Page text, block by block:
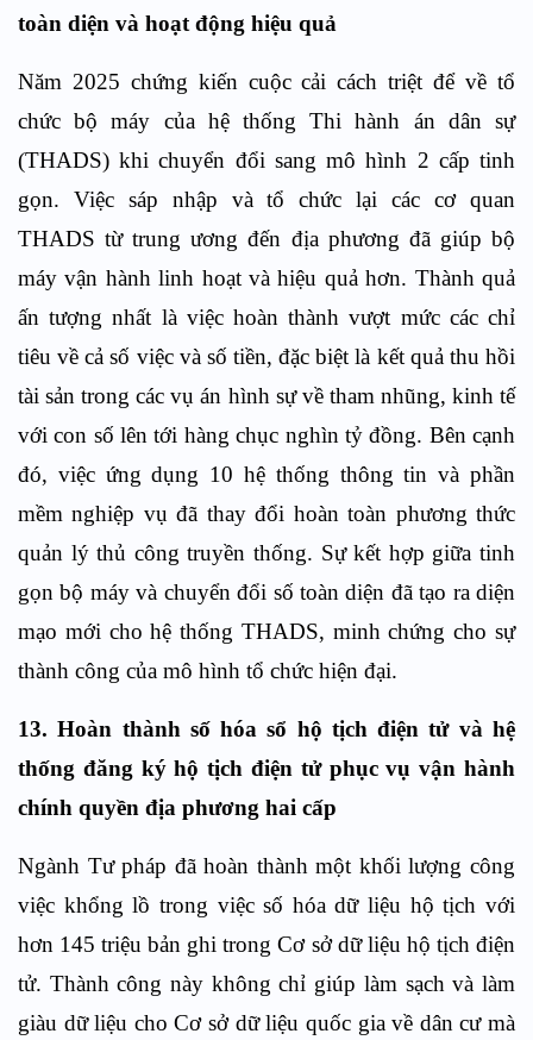
toàn diện và hoạt động hiệu quả
Năm 2025 chứng kiến cuộc cải cách triệt để về tổ
chức bộ máy của hệ thống Thi hành án dân sự
(THADS) khi chuyển đổi sang mô hình 2 cấp tinh
gọn. Việc sáp nhập và tổ chức lại các cơ quan
THADS từ trung ương đến địa phương đã giúp bộ
máy vận hành linh hoạt và hiệu quả hơn. Thành quả
ấn tượng nhất là việc hoàn thành vượt mức các chỉ
tiêu về cả số việc và số tiền, đặc biệt là kết quả thu hồi
tài sản trong các vụ án hình sự về tham nhũng, kinh tế
với con số lên tới hàng chục nghìn tỷ đồng. Bên cạnh
đó, việc ứng dụng 10 hệ thống thông tin và phần
mềm nghiệp vụ đã thay đổi hoàn toàn phương thức
quản lý thủ công truyền thống. Sự kết hợp giữa tinh
gọn bộ máy và chuyển đổi số toàn diện đã tạo ra diện
mạo mới cho hệ thống THADS, minh chứng cho sự
thành công của mô hình tổ chức hiện đại.
13. Hoàn thành số hóa sổ hộ tịch điện tử và hệ
thống đăng ký hộ tịch điện tử phục vụ vận hành
chính quyền địa phương hai cấp
Ngành Tư pháp đã hoàn thành một khối lượng công
việc khổng lồ trong việc số hóa dữ liệu hộ tịch với
hơn 145 triệu bản ghi trong Cơ sở dữ liệu hộ tịch điện
tử. Thành công này không chỉ giúp làm sạch và làm
giàu dữ liệu cho Cơ sở dữ liệu quốc gia về dân cư mà